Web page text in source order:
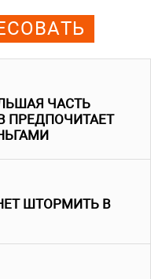
ЧАСТЬ
ПРЕДПОЧИТАЕТ
ШТОРМИТЬ В